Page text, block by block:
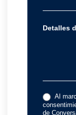
Detalles
Al
de